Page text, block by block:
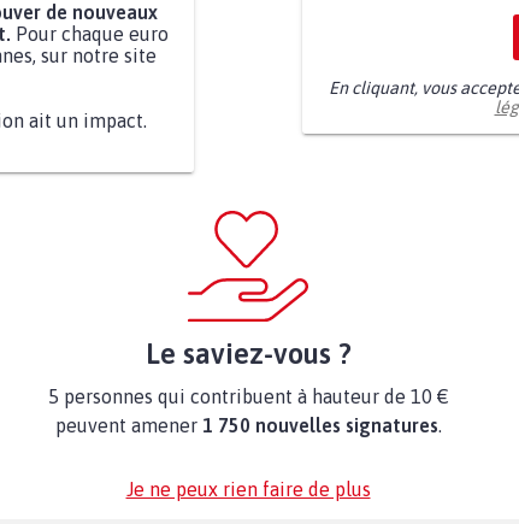
de nouveaux
Pour chaque euro
sur notre site
ait un impact.
En cliquant, vous
Le saviez-vous ?
5 personnes qui contribuent à hauteur de 10 €
peuvent amener 1 750 nouvelles signatures.
Je ne peux rien faire de plus